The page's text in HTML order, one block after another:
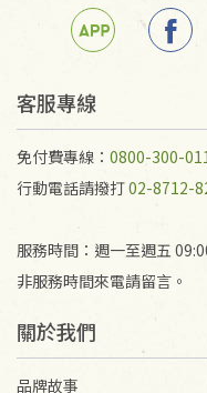
客服專線
免付費專線： 0800-300-
行動電話請撥打02-8712-
服務時間：週一至週五
非服務時間來電請留言。
關於我們
品牌故事